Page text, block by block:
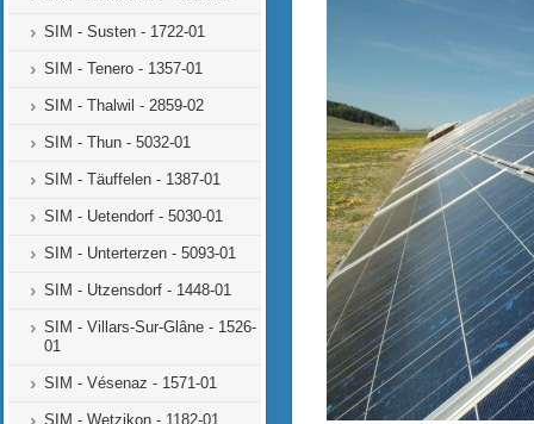
SIM - Susten - 1722-01
SIM - Tenero - 1357-01
SIM - Thalwil - 2859-02
SIM - Thun - 5032-01
SIM - Täuffelen - 1387-01
SIM - Uetendorf - 5030-01
SIM - Unterterzen - 5093-01
SIM - Utzensdorf - 1448-01
SIM - Villars-Sur-Glâne - 1526-
01
SIM - Vésenaz - 1571-01
SIM - Wetzikon - 1182-01